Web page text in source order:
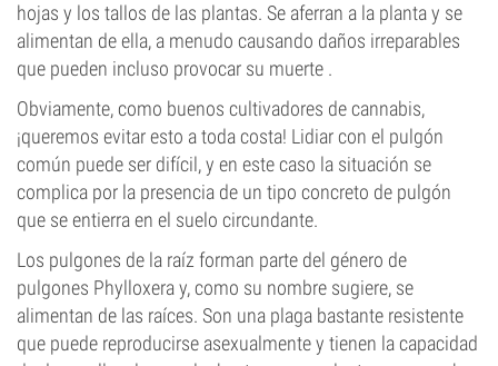
hojas y los tallos de las plantas. Se aferran a la planta y se
alimentan de ella, a menudo causando daños irreparables
que pueden incluso provocar su muerte .
Obviamente, como buenos cultivadores de cannabis,
¡queremos evitar esto a toda costa! Lidiar con el pulgón
común puede ser difícil, y en este caso la situación se
complica por la presencia de un tipo concreto de pulgón
que se entierra en el suelo circundante.
Los pulgones de la raíz forman parte del género de
pulgones Phylloxera y, como su nombre sugiere, se
alimentan de las raíces. Son una plaga bastante resistente
que puede reproducirse asexualmente y tienen la capacidad